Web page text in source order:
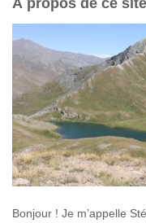
À propos de ce site
Bonjour ! Je m’appelle